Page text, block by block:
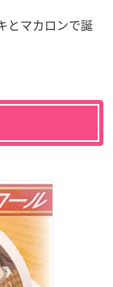
とマカロンで誕